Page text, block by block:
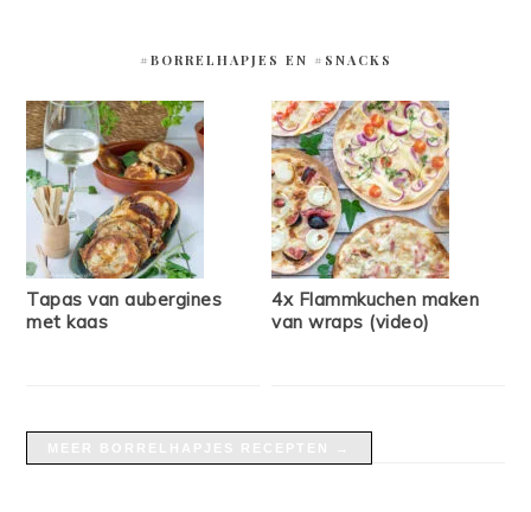
#BORRELHAPJES EN #SNACKS
Tapas van aubergines
met kaas
4x Flammkuchen maken
van wraps (video)